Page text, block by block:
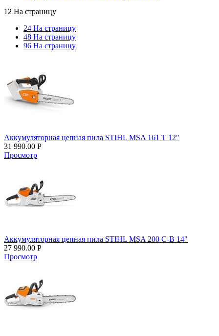
12 На страницу
24 На страницу
48 На страницу
96 На страницу
Аккумуляторная цепная пила STIHL MSA 161 T 12"
31 990.00 Р
Просмотр
Аккумуляторная цепная пила STIHL MSA 200 C-B 14"
27 990.00 Р
Просмотр